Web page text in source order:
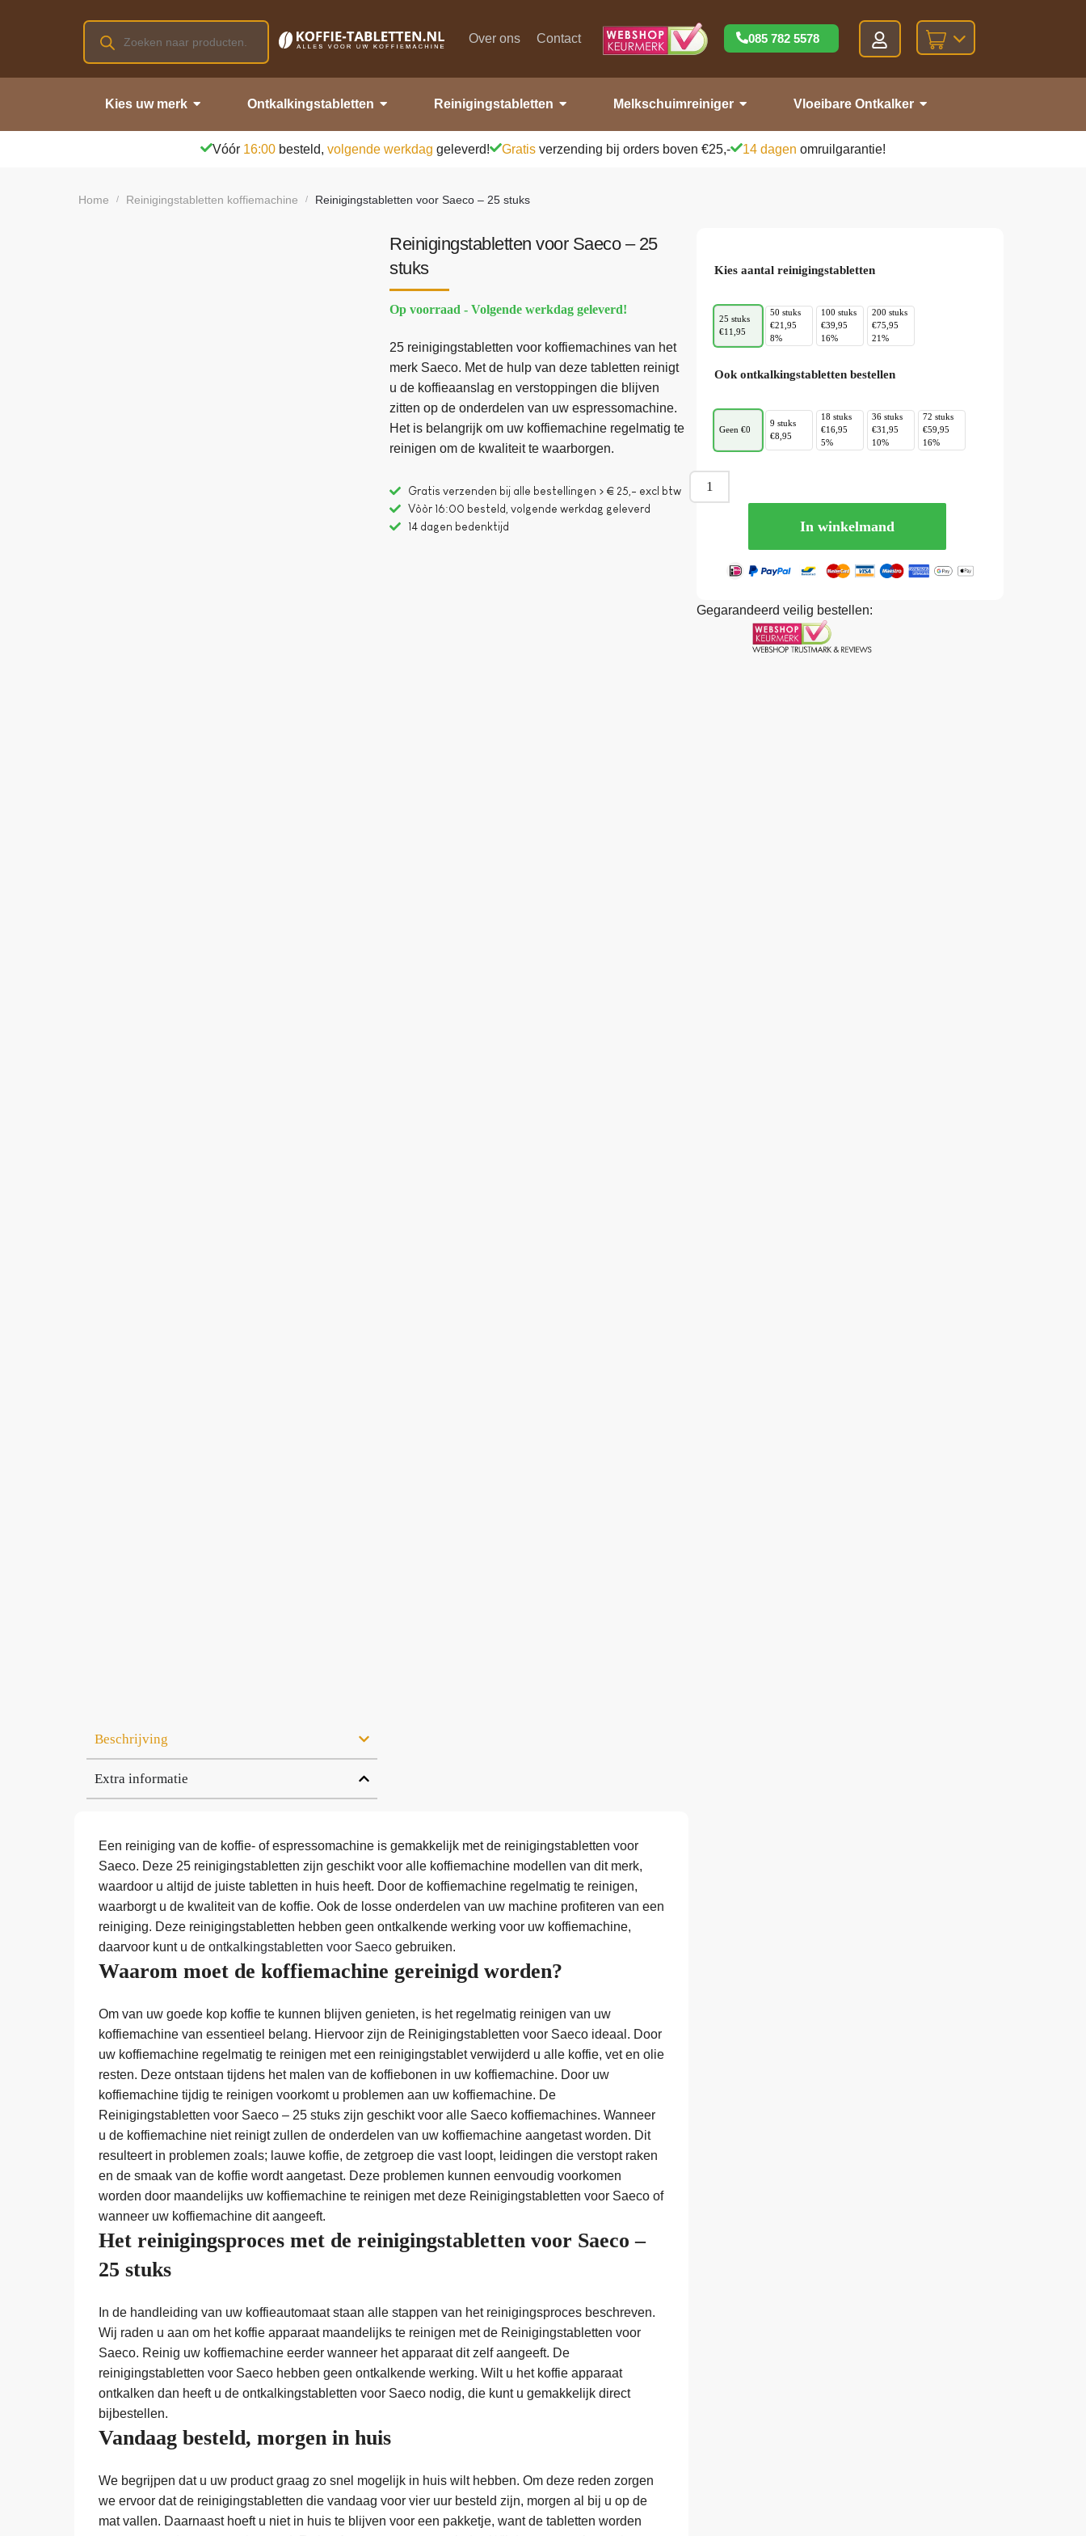
Over ons Contact 085 782 5578
Kies uw merk Ontkalkingstabletten Reinigingstabletten Melkschuimreiniger Vloeibare Ontkalker
Vóór 16:00 besteld, volgende werkdag geleverd! Gratis verzending bij orders boven €25,- 14 dagen omruilgarantie!
Home / Reinigingstabletten koffiemachine / Reinigingstabletten voor Saeco – 25 stuks
Beschrijving
Extra informatie
Reinigingstabletten voor Saeco – 25
stuks
Op voorraad - Volgende werkdag geleverd!
25 reinigingstabletten voor koffiemachines van het
merk Saeco. Met de hulp van deze tabletten reinigt
u de koffieaanslag en verstoppingen die blijven
zitten op de onderdelen van uw espressomachine.
Het is belangrijk om uw koffiemachine regelmatig te
reinigen om de kwaliteit te waarborgen.
Gratis verzenden bij alle bestellingen > € 25,- excl btw
Vòòr 16:00 besteld, volgende werkdag geleverd
14 dagen bedenktijd
Een reiniging van de koffie- of espressomachine is gemakkelijk met de reinigingstabletten voor
Saeco. Deze 25 reinigingstabletten zijn geschikt voor alle koffiemachine modellen van dit merk,
waardoor u altijd de juiste tabletten in huis heeft. Door de koffiemachine regelmatig te reinigen,
waarborgt u de kwaliteit van de koffie. Ook de losse onderdelen van uw machine profiteren van een
reiniging. Deze reinigingstabletten hebben geen ontkalkende werking voor uw koffiemachine,
daarvoor kunt u de ontkalkingstabletten voor Saeco gebruiken.
Waarom moet de koffiemachine gereinigd worden?
Om van uw goede kop koffie te kunnen blijven genieten, is het regelmatig reinigen van uw
koffiemachine van essentieel belang. Hiervoor zijn de Reinigingstabletten voor Saeco ideaal. Door
uw koffiemachine regelmatig te reinigen met een reinigingstablet verwijderd u alle koffie, vet en olie
resten. Deze ontstaan tijdens het malen van de koffiebonen in uw koffiemachine. Door uw
koffiemachine tijdig te reinigen voorkomt u problemen aan uw koffiemachine. De
Reinigingstabletten voor Saeco – 25 stuks zijn geschikt voor alle Saeco koffiemachines. Wanneer
u de koffiemachine niet reinigt zullen de onderdelen van uw koffiemachine aangetast worden. Dit
resulteert in problemen zoals; lauwe koffie, de zetgroep die vast loopt, leidingen die verstopt raken
en de smaak van de koffie wordt aangetast. Deze problemen kunnen eenvoudig voorkomen
worden door maandelijks uw koffiemachine te reinigen met deze Reinigingstabletten voor Saeco of
wanneer uw koffiemachine dit aangeeft.
Het reinigingsproces met de reinigingstabletten voor Saeco –
25 stuks
In de handleiding van uw koffieautomaat staan alle stappen van het reinigingsproces beschreven.
Wij raden u aan om het koffie apparaat maandelijks te reinigen met de Reinigingstabletten voor
Saeco. Reinig uw koffiemachine eerder wanneer het apparaat dit zelf aangeeft. De
reinigingstabletten voor Saeco hebben geen ontkalkende werking. Wilt u het koffie apparaat
ontkalken dan heeft u de ontkalkingstabletten voor Saeco nodig, die kunt u gemakkelijk direct
bijbestellen.
Vandaag besteld, morgen in huis
We begrijpen dat u uw product graag zo snel mogelijk in huis wilt hebben. Om deze reden zorgen
we ervoor dat de reinigingstabletten die vandaag voor vier uur besteld zijn, morgen al bij u op de
mat vallen. Daarnaast hoeft u niet in huis te blijven voor een pakketje, want de tabletten worden
Kies aantal reinigingstabletten
25 stuks
€11,95
50 stuks
€21,95
8%
100 stuks
€39,95
16%
200 stuks
€75,95
21%
Ook ontkalkingstabletten bestellen
Geen €0
9 stuks
€8,95
18 stuks
€16,95
5%
36 stuks
€31,95
10%
72 stuks
€59,95
16%
In winkelmand
Gegarandeerd veilig bestellen: